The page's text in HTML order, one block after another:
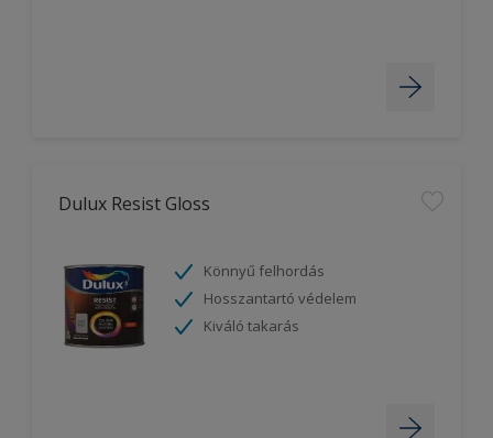
Dulux Resist Gloss
Könnyű felhordás
Hosszantartó védelem
Kiváló takarás